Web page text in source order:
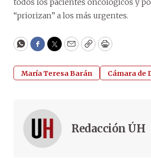
“priorizan” a los más urgentes.
WhatsApp
Facebook
Twitter
EmailCopyPrint
María Teresa Barán Cámara de
Redacción ÚH